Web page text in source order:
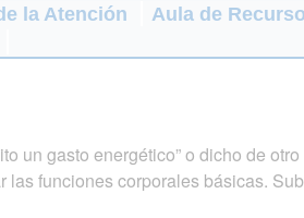
la Atención
Aula de
un gasto energético” o dicho de
funciones corporales básicas.